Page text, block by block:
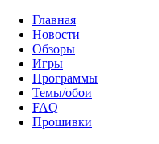
Главная
Новости
Обзоры
Игры
Программы
Темы/обои
FAQ
Прошивки